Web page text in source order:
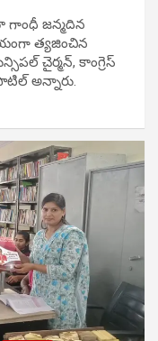
జ‌న్మ‌దిన
త్య‌జించిన
చైర్మ‌న్, కాంగ్రెస్
అన్నారు.